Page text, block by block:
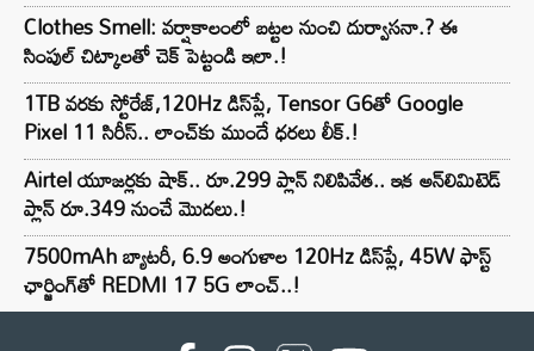
Clothes Smell: వర్షాకాలంలో బట్టల నుంచి దుర్వాసనా.? ఈ
సింపుల్ చిట్కాలతో చెక్ పెట్టండి ఇలా.!
1TB వరకు స్టోరేజ్,120Hz డిస్‌ప్లే, Tensor G6తో Google
Pixel 11 సిరీస్.. లాంచ్⁭కు ముందే ధరలు లీక్.!
Airtel యూజర్లకు షాక్.. రూ.299 ప్లాన్ నిలిపివేత.. ఇక అన్‌లిమిటెడ్
ప్లాన్ రూ.349 నుంచే మొదలు.!
7500mAh బ్యాటరీ, 6.9 అంగుళాల 120Hz డిస్‌ప్లే, 45W ఫాస్ట్
ఛార్జింగ్‌తో REDMI 17 5G లాంచ్..!